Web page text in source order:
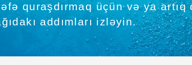
quraşdırmaq üçün və ya artıq
addımları izləyin.